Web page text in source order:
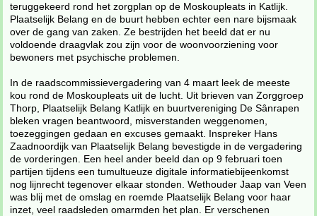
teruggekeerd rond het zorgplan op de Moskoupleats in Katlijk.
Plaatselijk Belang en de buurt hebben echter een nare bijsmaak
over de gang van zaken. Ze bestrijden het beeld dat er nu
voldoende draagvlak zou zijn voor de woonvoorziening voor
bewoners met psychische problemen.
In de raadscommissievergadering van 4 maart leek de meeste
kou rond de Moskoupleats uit de lucht. Uit brieven van Zorggroep
Thorp, Plaatselijk Belang Katlijk en buurtvereniging De Sânrapen
bleken vragen beantwoord, misverstanden weggenomen,
toezeggingen gedaan en excuses gemaakt. Inspreker Hans
Zaadnoordijk van Plaatselijk Belang bevestigde in de vergadering
de vorderingen. Een heel ander beeld dan op 9 februari toen
partijen tijdens een tumultueuze digitale informatiebijeenkomst
nog lijnrecht tegenover elkaar stonden. Wethouder Jaap van Veen
was blij met de omslag en roemde Plaatselijk Belang voor haar
inzet, veel raadsleden omarmden het plan. Er verschenen